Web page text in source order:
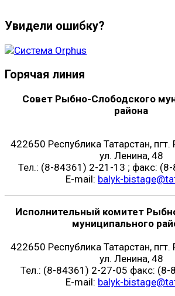
Увидели ошибку?
Горячая линия
Совет Рыбно-Слободского
района
422650 Республика Татарстан,
ул. Ленина, 48
Тел.: (8-84361) 2-21-13 ; факс:
E-mail: balyk-
Исполнительный комитет
муниципального
422650 Республика Татарстан,
ул. Ленина, 48
Тел.: (8-84361) 2-27-05 факс:
E-mail: balyk-